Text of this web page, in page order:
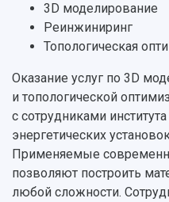
НАЗАД
Об университете
История
Ключевые факты
Рейтинги
Новости
Главные новости
Бортжурнал
Объявления
Образование
Почему я выбираю
Абитуриенту
Бакалавриат и
Научно-
Основные научные
Научные школы и
Диссертационные
3D моделирование
Реинжиниринг
Топологическая
Оказание услуг по 3D
и топологической
с сотрудниками
энергетических
Применяемые
позволяют построить
любой сложности.